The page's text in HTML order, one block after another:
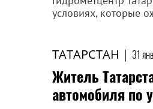
условиях, которые
ТАТАРСТАН | 31
Житель
автомобиля по